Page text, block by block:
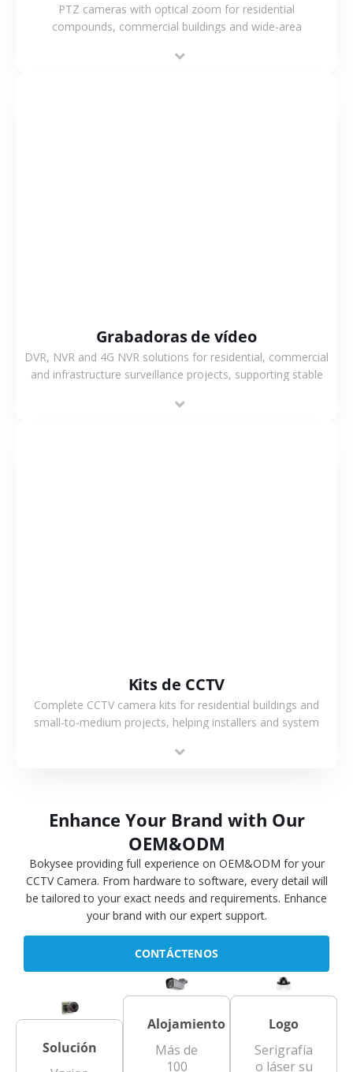
PTZ cameras with optical zoom for residential
compounds, commercial buildings and wide-area
flexible coverage.
Grabadoras de vídeo
DVR, NVR and 4G NVR solutions for residential, commercial
and infrastructure surveillance projects, supporting stable
Kits de CCTV
Complete CCTV camera kits for residential buildings and
small-to-medium projects, helping installers and system
Enhance Your Brand with Our
OEM&ODM
Bokysee providing full experience on OEM&ODM for your
CCTV Camera. From hardware to software, every detail will
be tailored to your exact needs and requirements. Enhance
your brand with our expert support.
CONTÁCTENOS
Solución
Alojamiento
Más de
100
Logo
Serigrafía
o láser su